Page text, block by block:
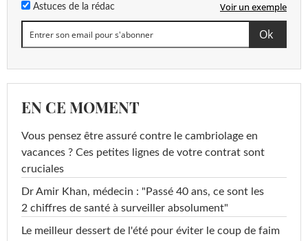
Astuces de la rédac Voir un exemple
EN CE MOMENT
Vous pensez être assuré contre le cambriolage en
vacances ? Ces petites lignes de votre contrat sont
cruciales
Dr Amir Khan, médecin : "Passé 40 ans, ce sont les
2 chiffres de santé à surveiller absolument"
Le meilleur dessert de l'été pour éviter le coup de faim